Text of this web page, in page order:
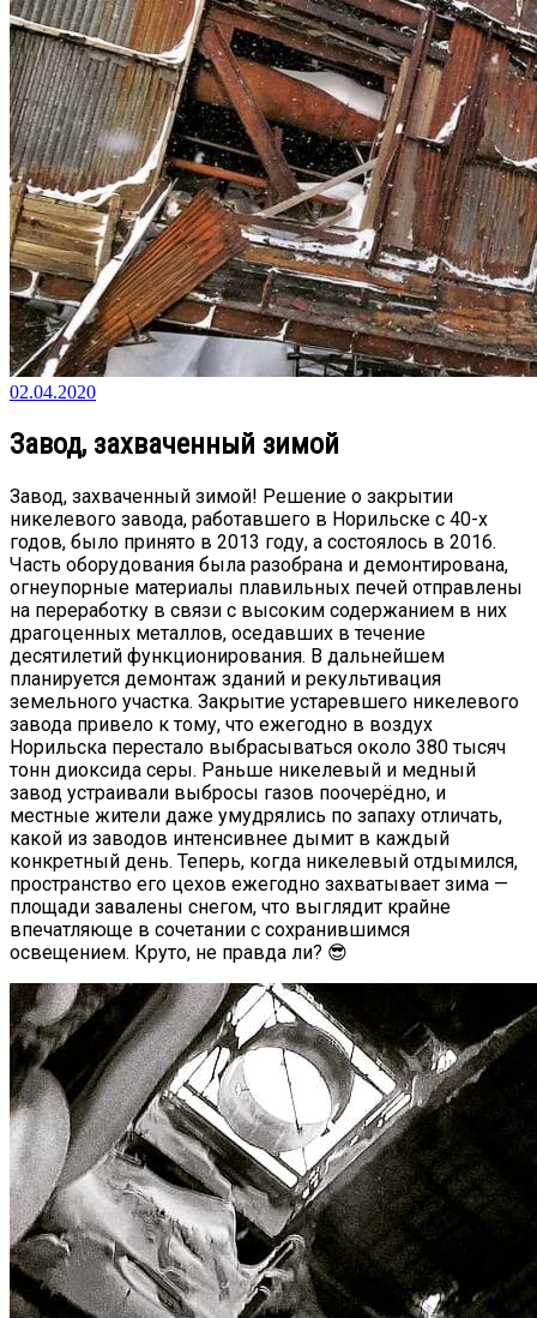
02.04.2020
Завод, захваченный зимой
Завод, захваченный зимой! Решение о закрытии
никелевого завода, работавшего в Норильске с 40-х
годов, было принято в 2013 году, а состоялось в 2016.
Часть оборудования была разобрана и демонтирована,
огнеупорные материалы плавильных печей отправлены
на переработку в связи с высоким содержанием в них
драгоценных металлов, оседавших в течение
десятилетий функционирования. В дальнейшем
планируется демонтаж зданий и рекультивация
земельного участка. Закрытие устаревшего никелевого
завода привело к тому, что ежегодно в воздух
Норильска перестало выбрасываться около 380 тысяч
тонн диоксида серы. Раньше никелевый и медный
завод устраивали выбросы газов поочерёдно, и
местные жители даже умудрялись по запаху отличать,
какой из заводов интенсивнее дымит в каждый
конкретный день. Теперь, когда никелевый отдымился,
пространство его цехов ежегодно захватывает зима —
площади завалены снегом, что выглядит крайне
впечатляюще в сочетании с сохранившимся
освещением. Круто, не правда ли? 😎